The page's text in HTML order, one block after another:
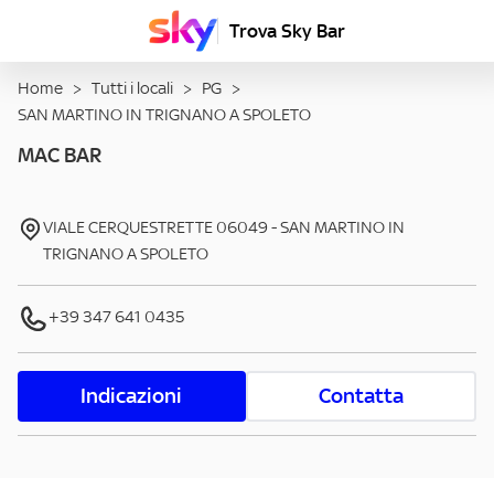
Trova Sky Bar
Home > Tutti i locali > PG >
SAN MARTINO IN TRIGNANO A SPOLETO
MAC BAR
VIALE CERQUESTRETTE 06049 -SAN MARTINO IN
TRIGNANO A SPOLETO
+39 347 641 0435
Indicazioni Contatta